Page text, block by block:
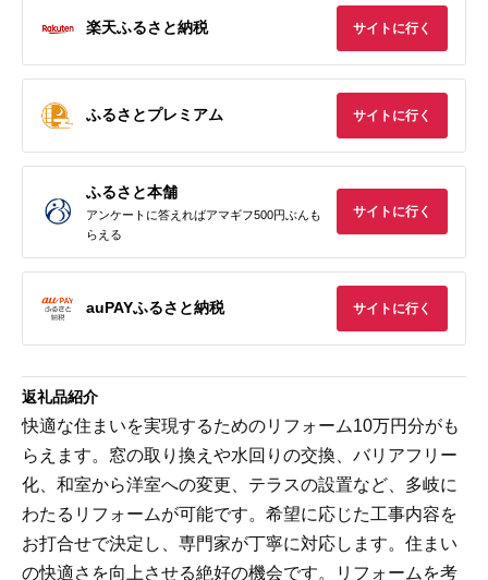
楽天ふるさと納税 サイトに行く
ふるさとプレミアム サイトに行く
ふるさと本舗
アンケートに答えればアマギフ500円ぶんも
らえる
サイトに行く
auPAYふるさと納税 サイトに行く
返礼品紹介
快適な住まいを実現するためのリフォーム10万円分がも
らえます。窓の取り換えや水回りの交換、バリアフリー
化、和室から洋室への変更、テラスの設置など、多岐に
わたるリフォームが可能です。希望に応じた工事内容を
お打合せで決定し、専門家が丁寧に対応します。住まい
の快適さを向上させる絶好の機会です。リフォームを考